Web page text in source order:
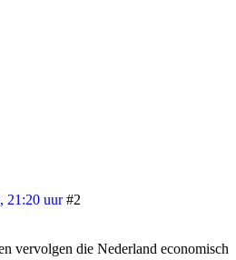
21:20 uur #2
vervolgen die Nederland economisch